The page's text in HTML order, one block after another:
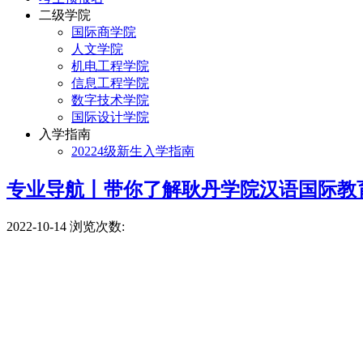
二级学院
国际商学院
人文学院
机电工程学院
信息工程学院
数字技术学院
国际设计学院
入学指南
20224级新生入学指南
专业导航丨带你了解耿丹学院汉语国际教
2022-10-14 浏览次数: